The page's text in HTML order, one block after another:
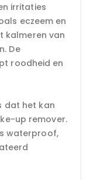
irritaties
eczeem en
kalmeren van
De
roodheid en
dat het kan
up remover.
waterproof,